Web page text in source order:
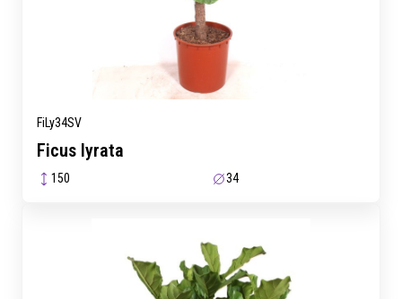
FiLy34SV
Ficus lyrata
150 34